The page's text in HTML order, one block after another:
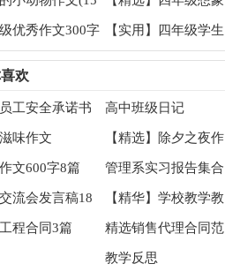
作文汇总10篇
优秀作文300字
【实用】四年级学生
欢
工安全承诺书
锦7篇
高中班级日记
味作文
【精选】除夕之夜作
文500字三篇
文600字8篇
管理系实习报告集合
六篇
流会发言稿18
【精华】学校教学教
学总结汇编7篇
程合同3篇
精选销售代理合同范
文汇编六篇
教学反思